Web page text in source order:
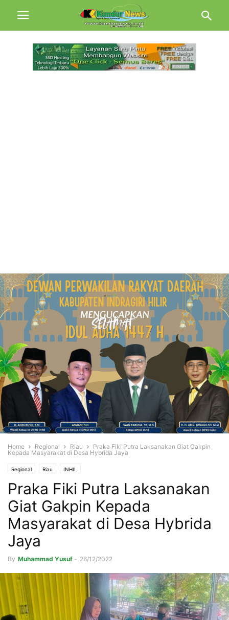
Home Regional Riau
Praka Fiki Putra Laksanakan Giat Gakpin
Kepada Masyarakat di Desa Hybrida Jaya
Regional Riau INHIL
Praka Fiki Putra Laksanakan
Giat Gakpin Kepada
Masyarakat di Desa Hybrida
Jaya
By Muhammad Yusuf - 26/12/2022